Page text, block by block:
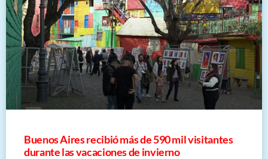
Buenos Aires recibió más de 590 mil visitantes
durante las vacaciones de invierno